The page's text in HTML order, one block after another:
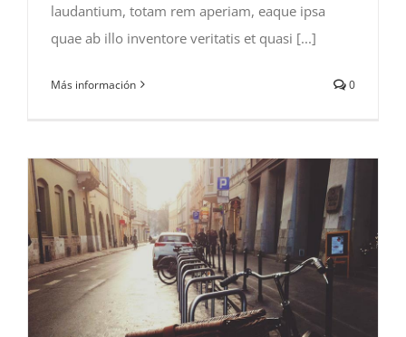
laudantium, totam rem aperiam, eaque ipsa
quae ab illo inventore veritatis et quasi [...]
Más información 0